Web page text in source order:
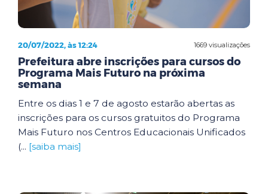
1669 visualizações
20/07/2022, às 12:24
Prefeitura abre inscrições para cursos do
Programa Mais Futuro na próxima
semana
Entre os dias 1 e 7 de agosto estarão abertas as
inscrições para os cursos gratuitos do Programa
Mais Futuro nos Centros Educacionais Unificados
(... [saiba mais]